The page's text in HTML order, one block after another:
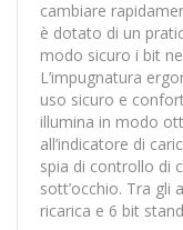
cambiare
è dotato di un
modo sicuro i bit
L’impugnatura
uso sicuro e
illumina in modo
all’indicatore di
spia di controllo di
sott’occhio. Tra gli
ricarica e 6 bit